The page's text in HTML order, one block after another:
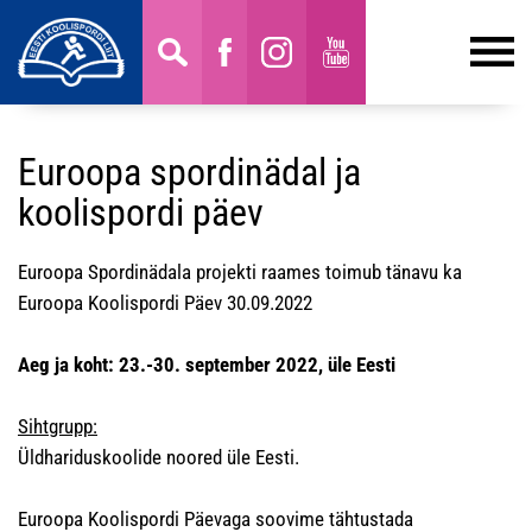
Euroopa spordinädal ja
koolispordi päev
Euroopa Spordinädala projekti raames toimub tänavu ka
Euroopa Koolispordi Päev 30.09.2022
Aeg ja koht: 23.-30. september 2022, üle Eesti
Sihtgrupp:
Üldhariduskoolide noored üle Eesti.
Euroopa Koolispordi Päevaga soovime tähtustada